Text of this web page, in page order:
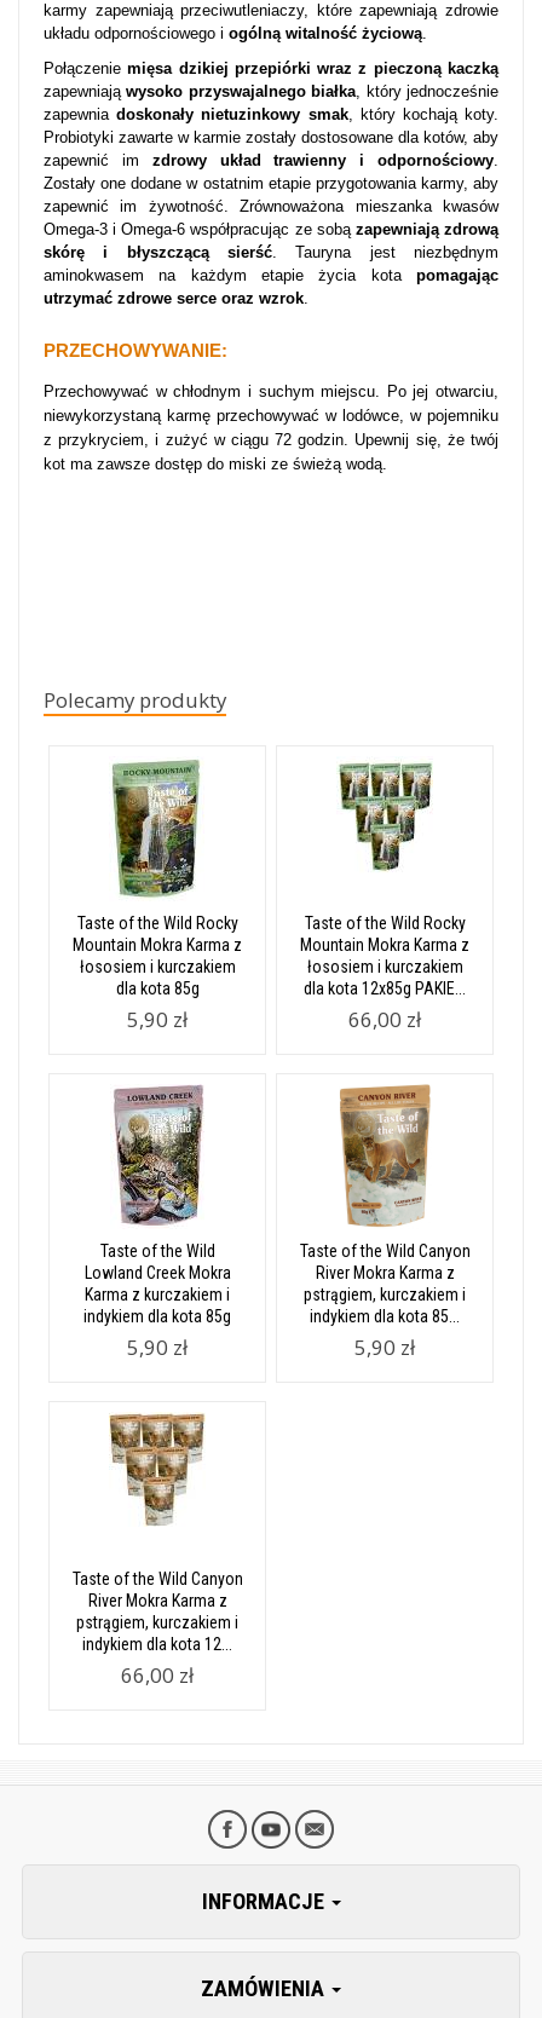
karmy zapewniają przeciwutleniaczy, które zapewniają zdrowie
układu odpornościowego i ogólną witalność życiową.
Połączeniemięsa dzikiej przepiórki wraz z pieczoną kaczką
zapewniająwysoko przyswajalnego białka, który jednocześnie
zapewniadoskonały nietuzinkowy smak, który kochają koty.
Probiotyki zawarte w karmie zostały dostosowane dla kotów, aby
zapewnić im zdrowy układ trawienny i odpornościowy.
Zostały one dodane w ostatnim etapie przygotowania karmy, aby
zapewnić im żywotność. Zrównoważona mieszanka kwasów
Omega-3 i Omega-6 współpracując ze sobą zapewniają zdrową
skórę i błyszczącą sierść. Tauryna jest niezbędnym
aminokwasem na każdym etapie życia kota pomagając
utrzymać zdrowe serce oraz wzrok.
PRZECHOWYWANIE:
Przechowywać w chłodnym i suchym miejscu. Po jej otwarciu,
niewykorzystaną karmę przechowywać w lodówce, w pojemniku
z przykryciem, i zużyć w ciągu 72 godzin. Upewnij się, że twój
kot ma zawsze dostęp do miski ze świeżą wodą.
Polecamy produkty
Taste of the Wild Rocky
Mountain Mokra Karma z
łososiem i kurczakiem
dla kota 85g
5,90 zł
Taste of the Wild Rocky
Mountain Mokra Karma z
łososiem i kurczakiem
dla kota 12x85g PAKIE...
66,00 zł
Taste of the Wild
Lowland Creek Mokra
Karma z kurczakiem i
indykiem dla kota 85g
5,90 zł
Taste of the Wild Canyon
River Mokra Karma z
pstrągiem, kurczakiem i
indykiem dla kota 85...
5,90 zł
Taste of the Wild Canyon
River Mokra Karma z
pstrągiem, kurczakiem i
indykiem dla kota 12...
66,00 zł
INFORMACJE
ZAMÓWIENIA